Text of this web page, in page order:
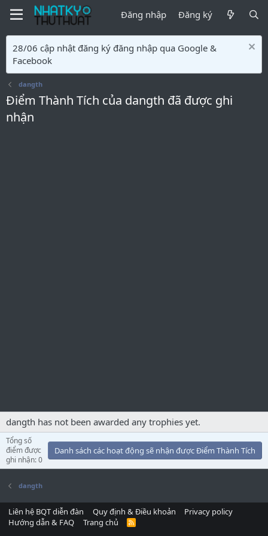
Đăng nhập Đăng ký
28/06 cập nhật đăng ký đăng nhập qua Google &
Facebook
dangth
Điểm Thành Tích của dangth đã được ghi
nhận
dangth has not been awarded any trophies yet.
Tổng số
điểm được
ghi nhận: 0
Danh sách các hoạt động sẽ nhận được Điểm Thành Tích
dangth
Liên hệ BQT diễn đàn Quy định & Điều khoản
Privacy policy
Hướng dẫn & FAQ
Trang chủ
R